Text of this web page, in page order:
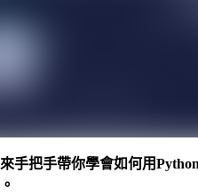
手把手帶你學會如何用